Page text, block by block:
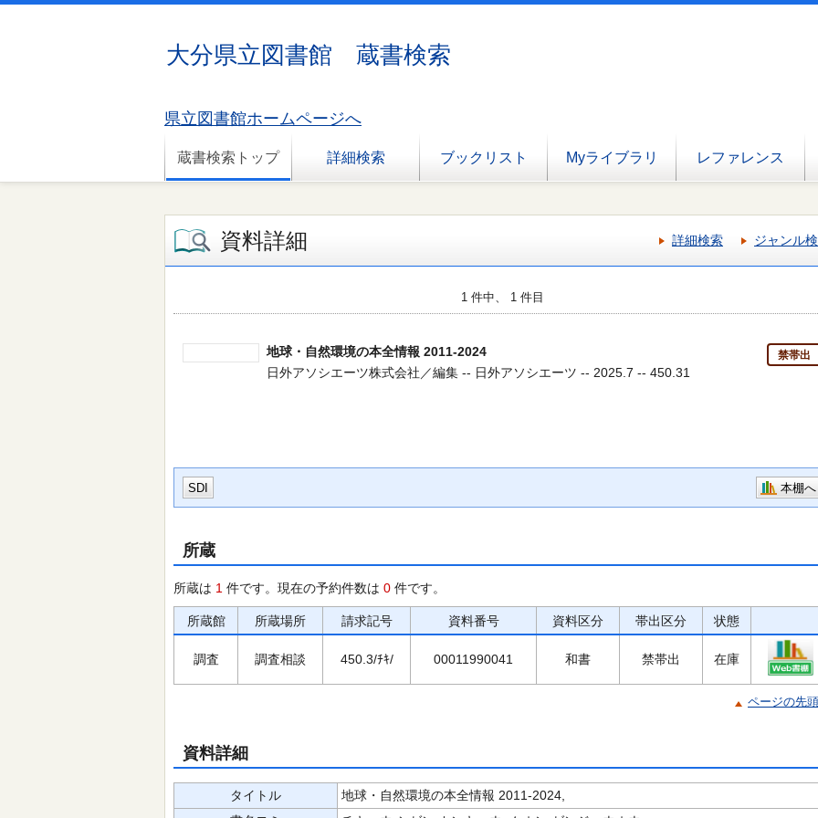
大分県立図書館 蔵書検索
県立図書館ホームページへ
蔵書検索トップ 詳細検索 ブックリスト Myライブラリ レファレンス
資料詳細 詳細検索 ジャンル
1 件中、 1 件目
地球・自然環境の本全情報 2011-2024 禁帯出
日外アソシエーツ株式会社／編集 -- 日外アソシエーツ -- 2025.7 -- 450.31
SDI 本棚へ
所蔵
所蔵は 1 件です。現在の予約件数は 0 件です。
所蔵館 所蔵場所 請求記号 資料番号 資料区分 帯出区分 状態
調査 調査相談 450.3/ﾁｷ/ 00011990041 和書 禁帯出 在庫
ページの先
資料詳細
タイトル
地球・自然環境の本全情報 2011-2024,